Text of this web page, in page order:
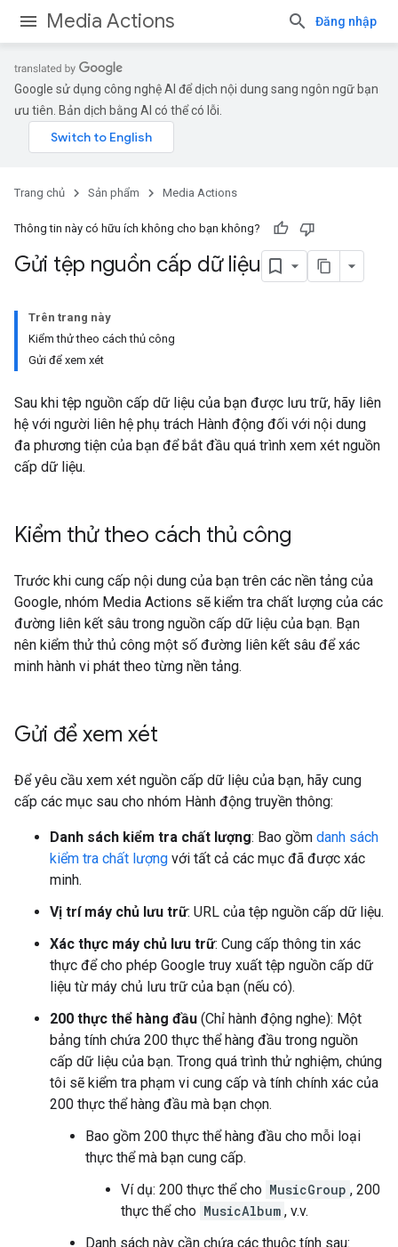
Media Actions Đăng nhập
Google sử dụng công nghệ AI để dịch nội dung sang ngôn ngữ bạn
ưu tiên. Bản dịch bằng AI có thể có lỗi.
Trang chủ Sản phẩm Media Actions
Thông tin này có hữu ích không cho bạn không?
Gửi tệp nguồn cấp dữ liệu
Trên trang này
Kiểm thử theo cách thủ công
Gửi để xem xét
Sau khi tệp nguồn cấp dữ liệu của bạn được lưu trữ, hãy liên
hệ với người liên hệ phụ trách Hành động đối với nội dung
đa phương tiện của bạn để bắt đầu quá trình xem xét nguồn
cấp dữ liệu.
Kiểm thử theo cách thủ công
Trước khi cung cấp nội dung của bạn trên các nền tảng của
Google, nhóm Media Actions sẽ kiểm tra chất lượng của các
đường liên kết sâu trong nguồn cấp dữ liệu của bạn. Bạn
nên kiểm thử thủ công một số đường liên kết sâu để xác
minh hành vi phát theo từng nền tảng.
Gửi để xem xét
Để yêu cầu xem xét nguồn cấp dữ liệu của bạn, hãy cung
cấp các mục sau cho nhóm Hành động truyền thông:
Danh sách kiểm tra chất lượng: Bao gồm danh sách
kiểm tra chất lượng với tất cả các mục đã được xác
minh.
Vị trí máy chủ lưu trữ: URL của tệp nguồn cấp dữ liệu.
Xác thực máy chủ lưu trữ: Cung cấp thông tin xác
thực để cho phép Google truy xuất tệp nguồn cấp dữ
liệu từ máy chủ lưu trữ của bạn (nếu có).
200 thực thể hàng đầu (Chỉ hành động nghe): Một
bảng tính chứa 200 thực thể hàng đầu trong nguồn
cấp dữ liệu của bạn. Trong quá trình thử nghiệm, chúng
tôi sẽ kiểm tra phạm vi cung cấp và tính chính xác của
200 thực thể hàng đầu mà bạn chọn.
Bao gồm 200 thực thể hàng đầu cho mỗi loại
thực thể mà bạn cung cấp.
Ví dụ: 200 thực thể cho MusicGroup , 200
thực thể cho MusicAlbum , v.v.
Danh sách này cần chứa các thuộc tính sau: